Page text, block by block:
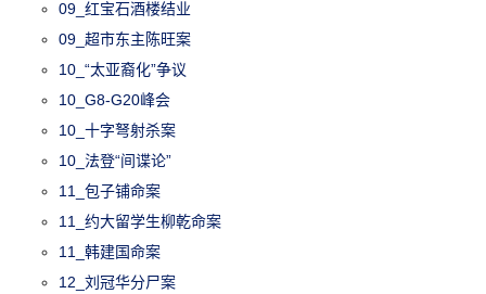
09_红宝石酒楼结业
09_超市东主陈旺案
10_“太亚裔化”争议
10_G8-G20峰会
10_十字弩射杀案
10_法登“间谍论”
11_包子铺命案
11_约大留学生柳乾命案
11_韩建国命案
12_刘冠华分尸案